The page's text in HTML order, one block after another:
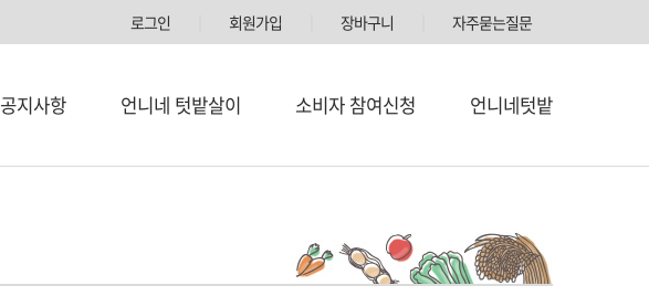
로그인 회원가입 장바구니 자주묻는질문
공지사항 언니네 텃밭살이 소비자 참여신청 언니네텃밭